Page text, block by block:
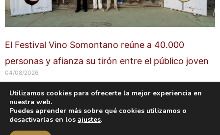
El Festival Vino Somontano reúne a 40.000
personas y afianza su tirón entre el público joven
04/08/2026
Copyright © 2026 labuenavidaenzaragoza.com
Sitio web protegido porMantenimiento web Zaragoza
Utilizamos cookies para ofrecerte la mejor experiencia en
nuestra web.
Puedes aprender más sobre qué cookies utilizamos o
desactivarlas en los ajustes.